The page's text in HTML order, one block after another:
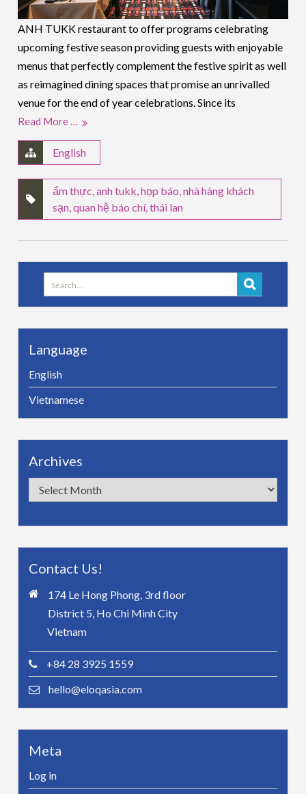
ANH TUKK restaurant to offer programs celebrating
upcoming festive season providing guests with enjoyable
menus that perfectly complement the festive spirit as well
as reimagined dining spaces that promise an unrivalled
venue for the end of year celebrations. Since its
Read More …
English
ẩm thực,anh tukk,họp báo,nhà hàng khách
sạn,quan hệ báo chí,thái lan
Search
for:
Language
English
Vietnamese
Archives
Archives
Contact Us!
174 Le Hong Phong, 3rd floor
District 5, Ho Chi Minh City
Vietnam
+84 28 3925 1559
hello@eloqasia.com
Meta
Log in